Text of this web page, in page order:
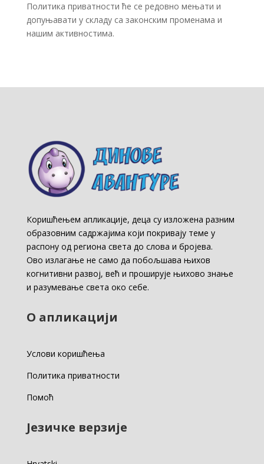
Политика приватности ће се редовно мењати и
допуњавати у складу са законским променама и
нашим активностима.
Коришћењем апликације, деца су изложена разним
образовним садржајима који покривају теме у
распону од региона света до слова и бројева.
Ово излагање не само да побољшава њихов
когнитивни развој, већ и проширује њихово знање
и разумевање света око себе.
О апликацији
Услови коришћења
Политика приватности
Помоћ
Језичке верзије